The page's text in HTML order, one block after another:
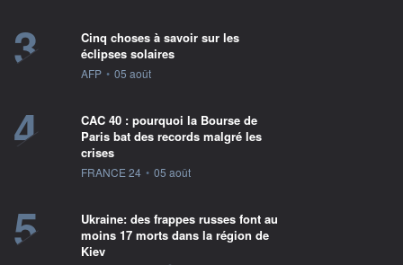
3
Cinq choses à savoir sur les
éclipses solaires
information fournie par
AFP • 05 août
4
CAC 40 : pourquoi la Bourse de
Paris bat des records malgré les
crises
information fournie par
FRANCE 24 • 05 août
5
Ukraine: des frappes russes font au
moins 17 morts dans la région de
Kiev